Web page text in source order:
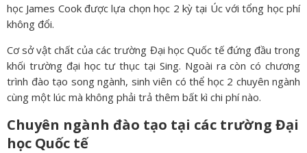
học James Cook được lựa chọn học 2 kỳ tại Úc với tổng học phí
không đổi.
Cơ sở vật chất của các trường Đại học Quốc tế đứng đầu trong
khối trường đại học tư thục tại Sing. Ngoài ra còn có chương
trình đào tạo song ngành, sinh viên có thể học 2 chuyên ngành
cùng một lúc mà không phải trả thêm bất kì chi phí nào.
Chuyên ngành đào tạo tại các trường Đại
học Quốc tế